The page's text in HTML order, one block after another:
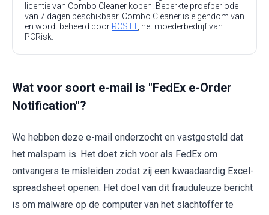
licentie van Combo Cleaner kopen. Beperkte proefperiode
van 7 dagen beschikbaar. Combo Cleaner is eigendom van
en wordt beheerd door RCS LT, het moederbedrijf van
PCRisk.
Wat voor soort e-mail is "FedEx e-Order
Notification"?
We hebben deze e-mail onderzocht en vastgesteld dat
het malspam is. Het doet zich voor als FedEx om
ontvangers te misleiden zodat zij een kwaadaardig Excel-
spreadsheet openen. Het doel van dit frauduleuze bericht
is om malware op de computer van het slachtoffer te